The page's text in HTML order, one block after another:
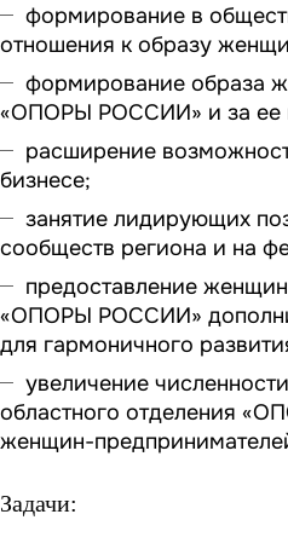
формирование в
отношения к образу
формирование образа
«ОПОРЫ РОССИИ» и за ее
расширение
бизнесе;
занятие лидирующих
сообществ региона и на
предоставление
«ОПОРЫ РОССИИ»
для гармоничного
увеличение
областного отделения
женщин-
Задачи: